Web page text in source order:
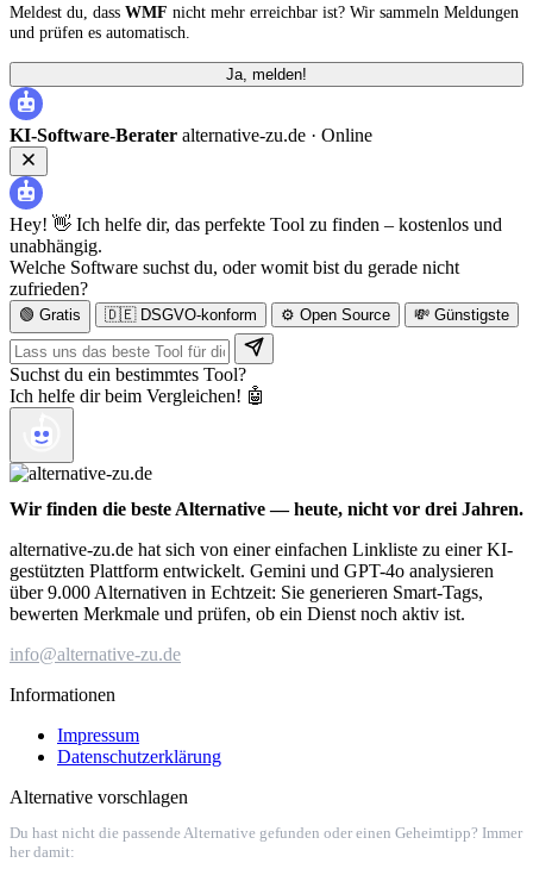
Meldest du, dass WMF nicht mehr erreichbar ist? Wir sammeln Meldungen
und prüfen es automatisch.
Ja, melden!
KI-Software-Berater alternative-zu.de · Online
Hey! 👋 Ich helfe dir, das perfekte Tool zu finden – kostenlos und
unabhängig.
Welche Software suchst du, oder womit bist du gerade nicht
zufrieden?
🟢 Gratis 🇩🇪 DSGVO-konform ⚙️ Open Source 💸 Günstigste
Suchst du ein bestimmtes Tool?
Ich helfe dir beim Vergleichen! 🤖
Wir finden die beste Alternative — heute, nicht vor drei Jahren.
alternative-zu.de hat sich von einer einfachen Linkliste zu einer KI-
gestützten Plattform entwickelt. Gemini und GPT-4o analysieren
über 9.000 Alternativen in Echtzeit: Sie generieren Smart-Tags,
bewerten Merkmale und prüfen, ob ein Dienst noch aktiv ist.
info@alternative-zu.de
Informationen
Impressum
Datenschutzerklärung
Alternative vorschlagen
Du hast nicht die passende Alternative gefunden oder einen Geheimtipp? Immer
her damit: